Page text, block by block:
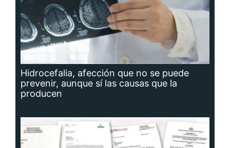
Hidrocefalia, afección que no se puede
prevenir, aunque sí las causas que la
producen